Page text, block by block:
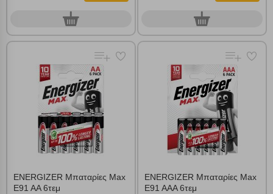
0τεμ. 0τεμ.
ENERGIZER Μπαταρίες Max
E91 AA 6τεμ
ENERGIZER Μπαταρίες Max
E91 AAA 6τεμ